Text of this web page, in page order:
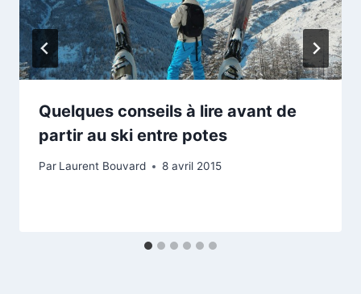
Quelques conseils à lire avant de
partir au ski entre potes
Par Laurent Bouvard 8 avril 2015